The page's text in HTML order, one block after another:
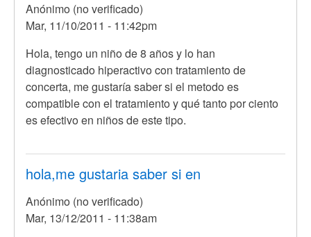
Anónimo (no verificado)
Mar, 11/10/2011 - 11:42pm
Hola, tengo un niño de 8 años y lo han
diagnosticado hiperactivo con tratamiento de
concerta, me gustaría saber si el metodo es
compatible con el tratamiento y qué tanto por ciento
es efectivo en niños de este tipo.
hola,me gustaria saber si en
Anónimo (no verificado)
Mar, 13/12/2011 - 11:38am